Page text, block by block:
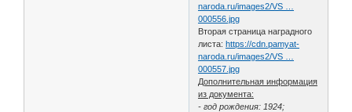
naroda.ru/images2/VS …
000556.jpg
Вторая страница наградного
листа:https://cdn.pamyat-
naroda.ru/images2/VS …
000557.jpg
Дополнительная информация
из документа:
- год рождения: 1924;